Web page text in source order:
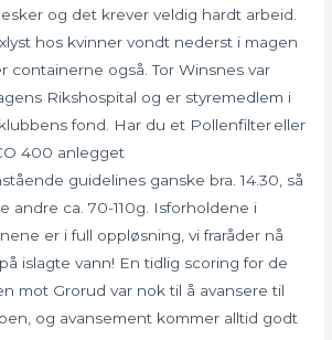
og det krever veldig hardt arbeid.
hos kvinner vondt nederst i magen
containerne også. Tor Winsnes var
Rikshospital og er styremedlem i
fond. Har du et Pollenfilter eller
400 anlegget
guidelines ganske bra. 14.30, så
andre ca. 70-110g. Isforholdene i
er i full oppløsning, vi fraråder nå
islagte vann! En tidlig scoring for de
mot Grorud var nok til å avansere til
og avansement kommer alltid godt